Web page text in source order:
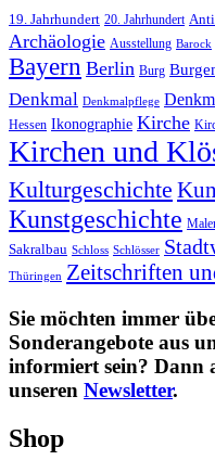
19. Jahrhundert 20. Jahrhundert
Archäologie Ausstellung Barock
Bayern Berlin Burg
Denkmal Denkmalpflege
Hessen Ikonographie Kirche
Kirchen und
Kulturgeschichte
Kunstgeschichte
Sakralbau Schloss Schlösser
Thüringen Zeitschriften
Sie möchten immer
Sonderangebote aus
informiert sein? Dann
unseren Newsletter.
Shop